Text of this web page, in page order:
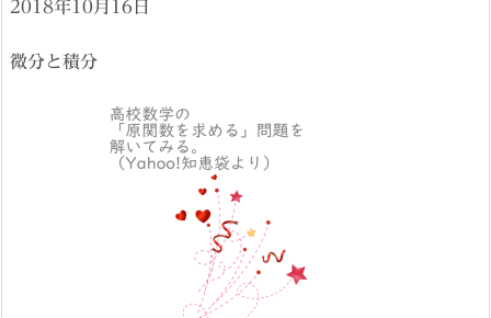
2018年10月16日
微分と積分